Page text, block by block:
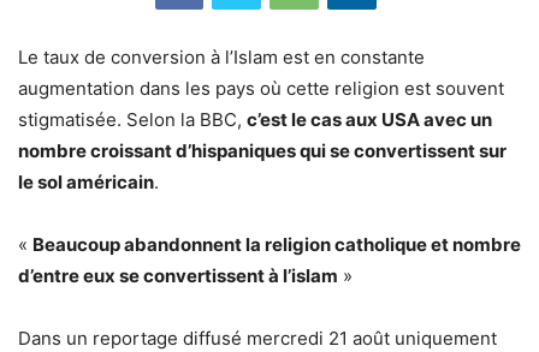
Le taux de conversion à l’Islam est en constante
augmentation dans les pays où cette religion est souvent
stigmatisée. Selon la BBC, c’est le cas aux USA avec un
nombre croissant d’hispaniques qui se convertissent sur
le sol américain.
« Beaucoup abandonnent la religion catholique et nombre
d’entre eux se convertissent à l’islam »
Dans un reportage diffusé mercredi 21 août uniquement